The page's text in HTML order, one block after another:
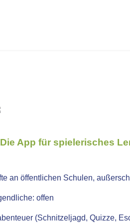
App für spielerisches
an öffentlichen Schulen,
offen
(Schnitzeljagd, Quizze,